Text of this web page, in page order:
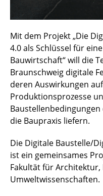
Mit dem Projekt „Die
4.0 als Schlüssel für
Bauwirtschaft“ will die
Braunschweig digitale
deren Auswirkungen
Produktionsprozesse
die Baupraxis liefern.
Die Digitale Baustelle/
ist ein gemeinsames
Fakultät für
Umweltwissenschaften.